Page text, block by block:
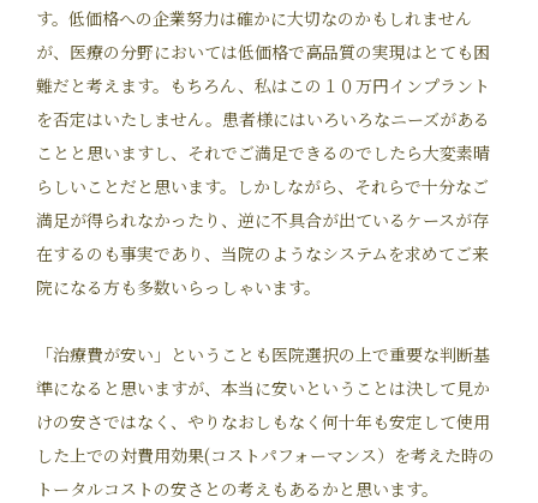
す。低価格への企業努力は確かに大切なのかもしれません
が、医療の分野においては低価格で高品質の実現はとても困
難だと考えます。もちろん、私はこの１０万円インプラント
を否定はいたしません。患者様にはいろいろなニーズがある
ことと思いますし、それでご満足できるのでしたら大変素晴
らしいことだと思います。しかしながら、それらで十分なご
満足が得られなかったり、逆に不具合が出ているケースが存
在するのも事実であり、当院のようなシステムを求めてご来
院になる方も多数いらっしゃいます。
「治療費が安い」ということも医院選択の上で重要な判断基
準になると思いますが、本当に安いということは決して見か
けの安さではなく、やりなおしもなく何十年も安定して使用
した上での対費用効果(コストパフォーマンス）を考えた時の
トータルコストの安さとの考えもあるかと思います。